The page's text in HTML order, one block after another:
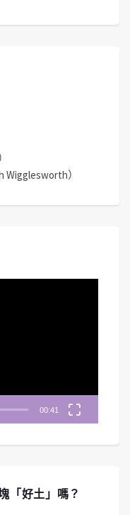
Wigglesworth）
00:41
「好土」嗎？